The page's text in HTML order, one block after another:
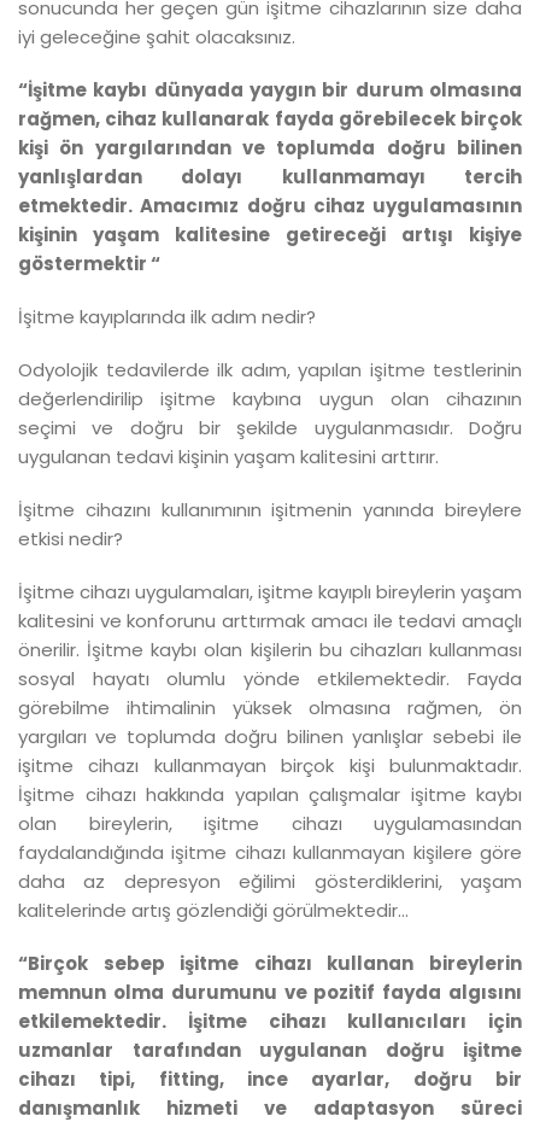
sonucunda her geçen gün işitme cihazlarının size daha
iyi geleceğine şahit olacaksınız.
“İşitme kaybı dünyada yaygın bir durum olmasına
rağmen, cihaz kullanarak fayda görebilecek birçok
kişi ön yargılarından ve toplumda doğru bilinen
yanlışlardan dolayı kullanmamayı tercih
etmektedir. Amacımız doğru cihaz uygulamasının
kişinin yaşam kalitesine getireceği artışı kişiye
göstermektir “
İşitme kayıplarında ilk adım nedir?
Odyolojik tedavilerde ilk adım, yapılan işitme testlerinin
değerlendirilip işitme kaybına uygun olan cihazının
seçimi ve doğru bir şekilde uygulanmasıdır. Doğru
uygulanan tedavi kişinin yaşam kalitesini arttırır.
İşitme cihazını kullanımının işitmenin yanında bireylere
etkisi nedir?
İşitme cihazı uygulamaları, işitme kayıplı bireylerin yaşam
kalitesini ve konforunu arttırmak amacı ile tedavi amaçlı
önerilir. İşitme kaybı olan kişilerin bu cihazları kullanması
sosyal hayatı olumlu yönde etkilemektedir. Fayda
görebilme ihtimalinin yüksek olmasına rağmen, ön
yargıları ve toplumda doğru bilinen yanlışlar sebebi ile
işitme cihazı kullanmayan birçok kişi bulunmaktadır.
İşitme cihazı hakkında yapılan çalışmalar işitme kaybı
olan bireylerin, işitme cihazı uygulamasından
faydalandığında işitme cihazı kullanmayan kişilere göre
daha az depresyon eğilimi gösterdiklerini, yaşam
kalitelerinde artış gözlendiği görülmektedir...
“Birçok sebep işitme cihazı kullanan bireylerin
memnun olma durumunu ve pozitif fayda algısını
etkilemektedir. İşitme cihazı kullanıcıları için
uzmanlar tarafından uygulanan doğru işitme
cihazı tipi, fitting, ince ayarlar, doğru bir
danışmanlık hizmeti ve adaptasyon süreci